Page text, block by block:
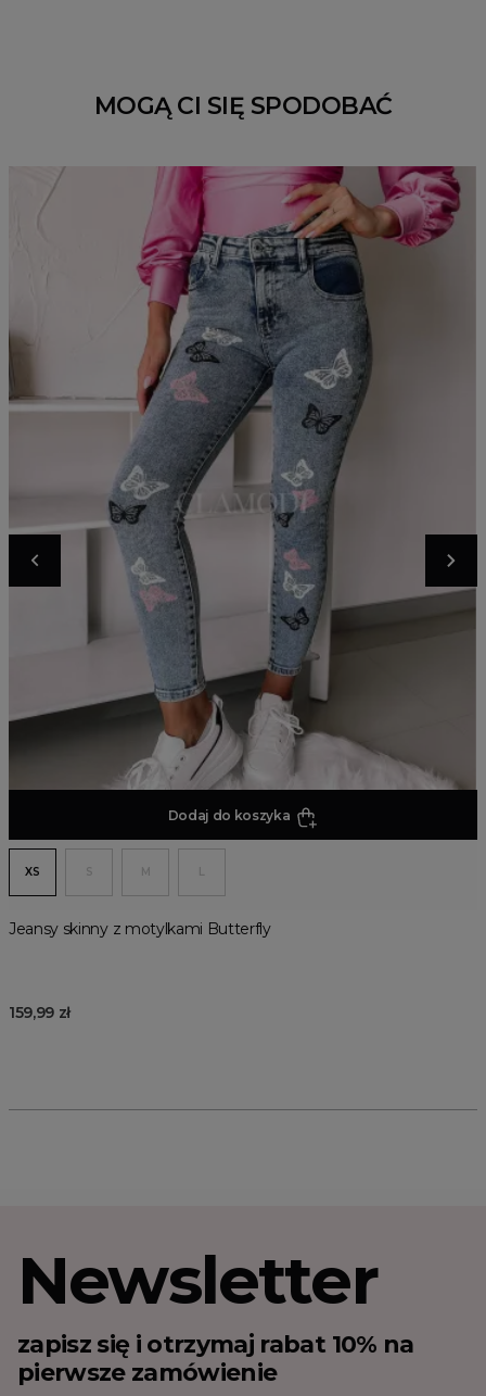
MOGĄ CI SIĘ SPODOBAĆ
Dodaj do koszyka
XS S M L
Jeansy skinny z motylkami Butterfly
159,99 zł
Newsletter
zapisz się i otrzymaj rabat 10% na
pierwsze zamówienie